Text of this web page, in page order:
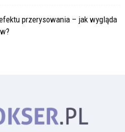
przerysowania – jak wygląda